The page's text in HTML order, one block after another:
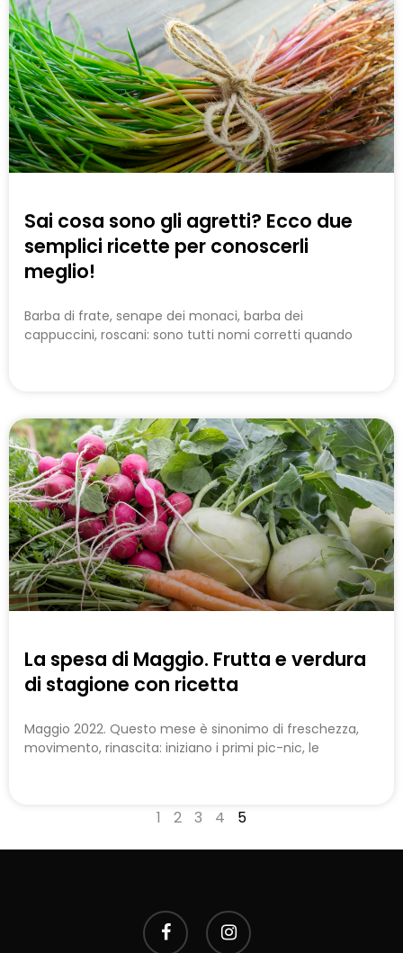
Sai cosa sono gli agretti? Ecco due
semplici ricette per conoscerli
meglio!
Barba di frate, senape dei monaci, barba dei
cappuccini, roscani: sono tutti nomi corretti quando
La spesa di Maggio. Frutta e verdura
di stagione con ricetta
Maggio 2022. Questo mese è sinonimo di freschezza,
movimento, rinascita: iniziano i primi pic-nic, le
1 2 3 4 5